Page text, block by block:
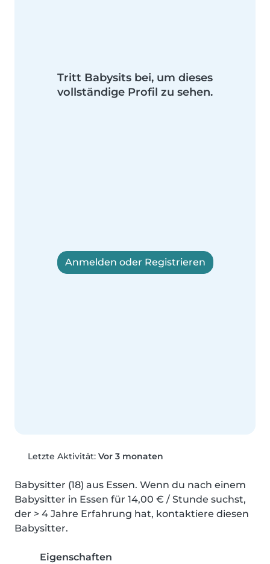
Tritt Babysits bei, um dieses
vollständige Profil zu sehen.
Anmelden oder Registrieren
Letzte Aktivität: Vor 3 monaten
Babysitter (18) aus Essen. Wenn du nach einem
Babysitter in Essen für 14,00 € / Stunde suchst,
der > 4 Jahre Erfahrung hat, kontaktiere diesen
Babysitter.
Eigenschaften